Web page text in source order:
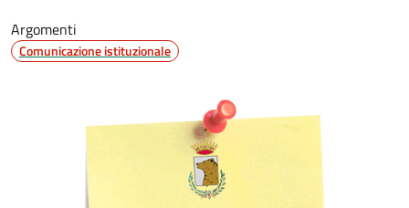
Argomenti
Comunicazione istituzionale